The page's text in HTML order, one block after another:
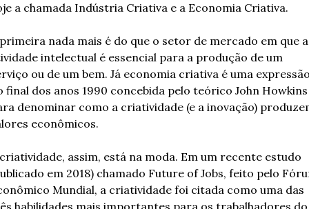
a chamada Indústria Criativa e a Economia Criativa.
nada mais é do que o setor de mercado em que a
intelectual é essencial para a produção de um
ou de um bem. Já economia criativa é uma
final dos anos 1990 concebida pelo teórico John Howkins
denominar como a criatividade (e a inovação)
econômicos.
assim, está na moda. Em um recente estudo
em 2018) chamado Future of Jobs, feito pelo
Mundial, a criatividade foi citada como uma das
habilidades mais importantes para os trabalhadores do